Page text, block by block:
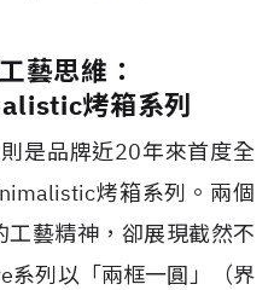
藝思維：
烤箱系列
是品牌近20年來首度全
烤箱系列。兩個
工藝精神，卻展現截然不
系列以「兩框一圓」（界